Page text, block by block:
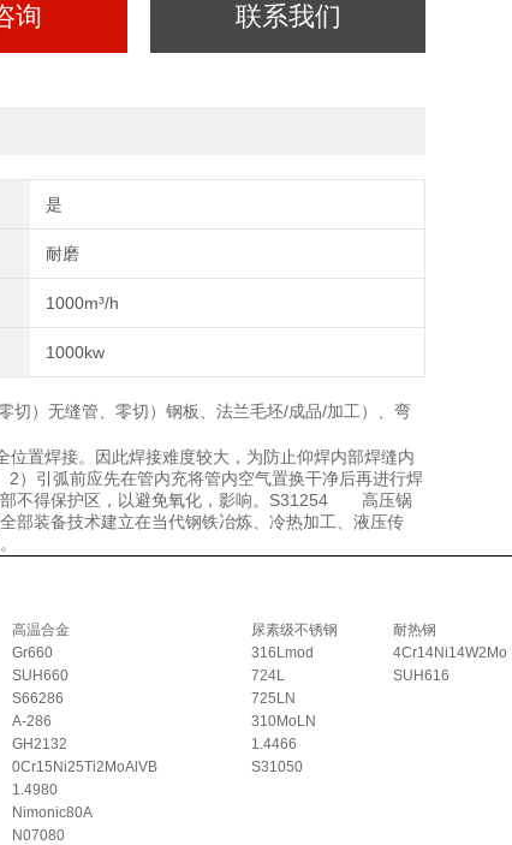
询 联系我们
是
耐磨
1000m³/h
1000kw
切）无缝管、零切）钢板、法兰毛坯/成品/加工）、弯
置焊接。因此焊接难度较大，为防止仰焊内部焊缝内
）引弧前应先在管内充将管内空气置换干净后再进行焊
部不得保护区，以避免氧化，影响。S31254 高压锅
部装备技术建立在当代钢铁冶炼、冷热加工、液压传
高温合金 尿素级不锈钢
耐热钢
Gr660 316Lmod
4Cr14Ni14W2Mo
SUH660 724L
SUH616
S66286
725LN
A-286
310MoLN
GH2132
1.4466
0Cr15Ni25Ti2MoAlVB
S31050
1.4980
Nimonic80A
N07080